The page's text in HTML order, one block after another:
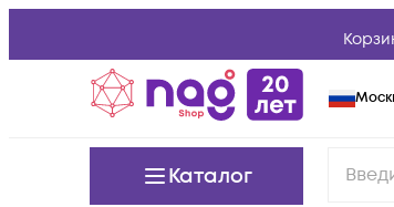
Каталог